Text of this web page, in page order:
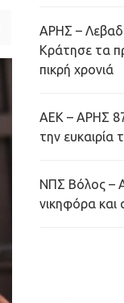
ΑΡΗΣ –
Κράτησε τα
πικρή χρονιά
ΑΕΚ – ΑΡΗΣ
την ευκαιρία
ΝΠΣ Βόλος –
νικηφόρα